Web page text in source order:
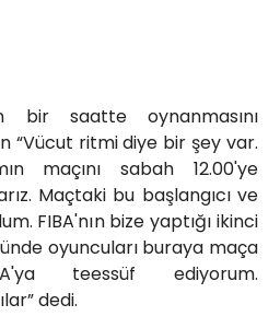
bir saatte oynanmasını
“Vücut ritmi diye bir şey var.
maçını sabah 12.00'ye
Maçtaki bu başlangıcı ve
FIBA'nın bize yaptığı ikinci
oyuncuları buraya maça
teessüf ediyorum.
dedi.